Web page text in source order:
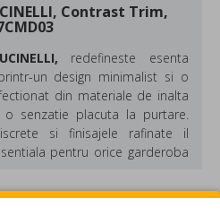
Contrast Trim,
redefineste esenta
un design minimalist si o
din materiale de inalta
senzatie placuta la purtare.
si finisajele rafinate il
pentru orice garderoba